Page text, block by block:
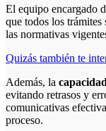
El equipo encargado
que todos los trámites
las normativas
Quizás también te
Además, la
evitando retrasos y
comunicativas
proceso.